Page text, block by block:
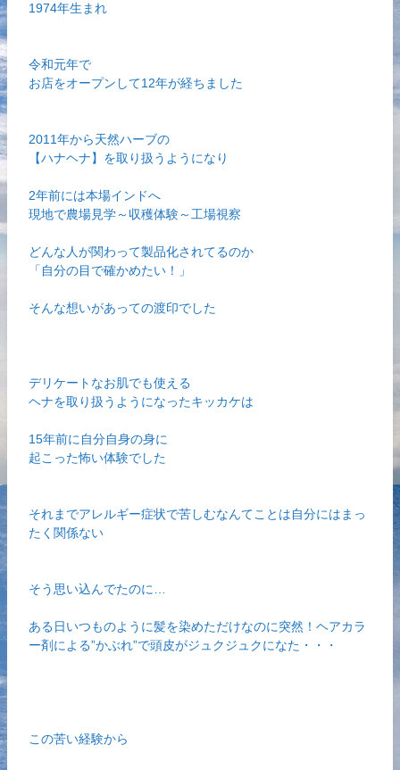
1974年生まれ
令和元年で
お店をオープンして12年が経ちました
2011年から天然ハーブの
【ハナヘナ】を取り扱うようになり
2年前には本場インドへ
現地で農場見学～収穫体験～工場視察
どんな人が関わって製品化されてるのか
「自分の目で確かめたい！」
そんな想いがあっての渡印でした
デリケートなお肌でも使える
ヘナを取り扱うようになったキッカケは
15年前に自分自身の身に
起こった怖い体験でした
それまでアレルギー症状で苦しむなんてことは自分にはまっ
たく関係ない
そう思い込んでたのに…
ある日いつものように髪を染めただけなのに突然！ヘアカラ
ー剤による”かぶれ”で頭皮がジュクジュクになた・・・
この苦い経験から